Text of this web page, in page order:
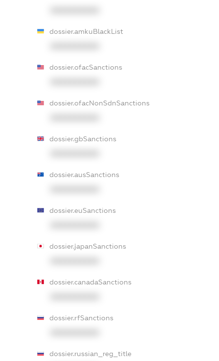
dossier.amkuBlackList
dossier.ofacSanctions
dossier.ofacNonSdnSanctions
dossier.gbSanctions
dossier.ausSanctions
dossier.euSanctions
dossier.japanSanctions
dossier.canadaSanctions
dossier.rfSanctions
dossier.russian_reg_title